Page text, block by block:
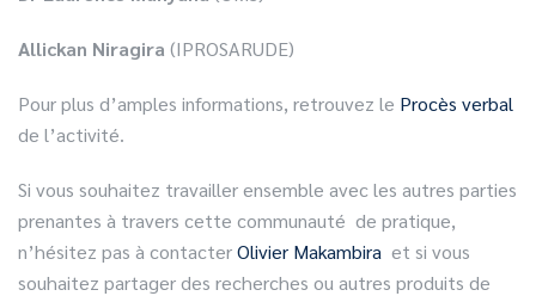
Allickan Niragira (IPROSARUDE)
Pour plus d’amples informations, retrouvez le Procès verbal
de l’activité.
Si vous souhaitez travailler ensemble avec les autres parties
prenantes à travers cette communauté de pratique,
n’hésitez pas à contacterOlivier Makambira et si vous
souhaitez partager des recherches ou autres produits de